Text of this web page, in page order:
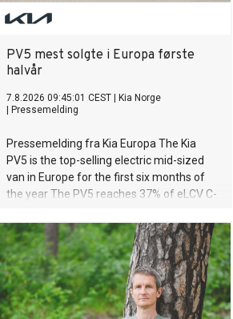
PV5 mest solgte i Europa første
halvår
7.8.2026 09:45:01 CEST
Kia Norge
Pressemelding
Pressemelding fra Kia Europa The Kia
PV5 is the top-selling electric mid-sized
van in Europe for the first six months of
the year The PV5 reaches 37% of eLCV C-
to the integration of software and
services into a seamless electric
platform§ PV5 tops the electric C-
segment list in 12 European countries,
including Germany and the UK Across all
engine types, the PV5 is the best-selling